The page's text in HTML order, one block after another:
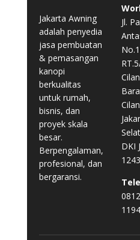
Jakarta Awning
adalah penyedia
jasa pembuatan
& pemasangan
kanopi
berkualitas
untuk rumah,
bisnis, dan
proyek skala
besar.
Berpengalaman,
profesional, dan
bergaransi.
Jl.
DKI
1194